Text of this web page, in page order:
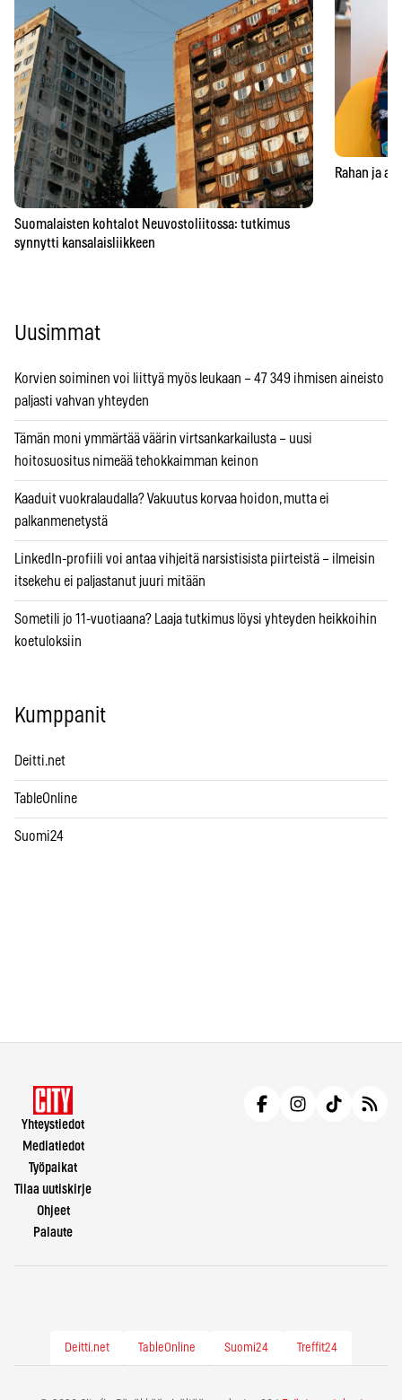
Suomalaisten kohtalot Neuvostoliitossa: tutkimus
synnytti kansalaisliikkeen
Rahan ja
Uusimmat
Korvien soiminen voi liittyä myös leukaan – 47 349 ihmisen aineisto
paljasti vahvan yhteyden
Tämän moni ymmärtää väärin virtsankarkailusta – uusi
hoitosuositus nimeää tehokkaimman keinon
Kaaduit vuokralaudalla? Vakuutus korvaa hoidon, mutta ei
palkanmenetystä
LinkedIn-profiili voi antaa vihjeitä narsistisista piirteistä – ilmeisin
itsekehu ei paljastanut juuri mitään
Sometili jo 11-vuotiaana? Laaja tutkimus löysi yhteyden heikkoihin
koetuloksiin
Kumppanit
Deitti.net
TableOnline
Suomi24
Yhteystiedot
Mediatiedot
Työpaikat
Tilaa uutiskirje
Ohjeet
Palaute
Deitti.net TableOnline Suomi24 Treffit24